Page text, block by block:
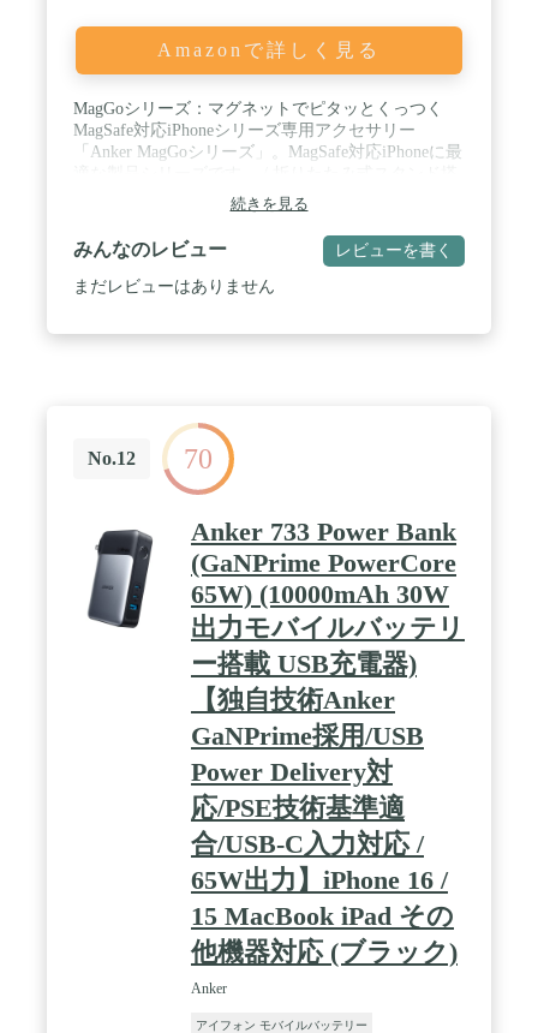
Amazonで詳しく見る
MagGoシリーズ：マグネットでピタッとくっつく
MagSafe対応iPhoneシリーズ専用アクセサリー
「Anker MagGoシリーズ」。MagSafe対応iPhoneに最
載：折りたたみ式スタンドを搭載し、iPhone 16 / 15
/ 14 / 13を見やすい角度に保ちながらワイヤレス充
電可能です。 / 強力マグネットでズレずにピタッと
くっつく：MagGoシリーズのマグネット式ワイヤレ
ス充電対応モバイルバッテリー。マグネット式ワイ
(MagGo)、USB-C & USB-C ケーブル (0.6m ブラッ
ク) 、取扱説明書、カスタマーサポート
続きを見る
みんなのレビュー レビューを書く
まだレビューはありません
No.12 70
Anker 733 Power Bank
(GaNPrime PowerCore
65W) (10000mAh 30W
出力モバイルバッテリ
ー搭載 USB充電器)
【独自技術Anker
GaNPrime採用/USB
Power Delivery対
応/PSE技術基準適
合/USB-C入力対応 /
65W出力】iPhone 16 /
15 MacBook iPad その
他機器対応 (ブラック)
Anker
アイフォン モバイルバッテリー